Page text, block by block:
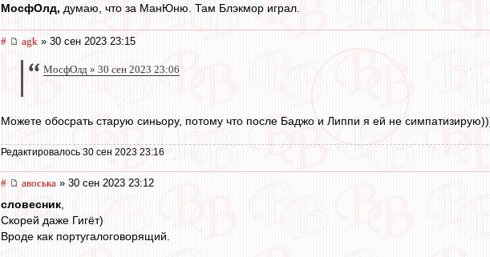
МосфОлд, думаю, что за МанЮню. Там Блэкмор играл.
# agk » 30 сен 2023 23:15
МосфОлд » 30 сен 2023 23:06
Можете обосрать старую синьору, потому что после Баджо и Липпи я ей не
Редактировалось 30 сен 2023 23:16
# авоська » 30 сен 2023 23:12
словесник
Скорей даже Гигёт)
Вроде как португалоговорящий.